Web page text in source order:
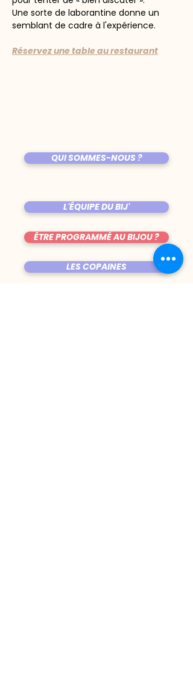
Une sorte de laborantine donne un
semblant de cadre à l'expérience.
Réservez une table au restaurant
QUI SOMMES-NOUS ?
L'ÉQUIPE DU BIJ'
ÊTRE PROGRAMMÉ AU BIJOU ?
LES COPAINES